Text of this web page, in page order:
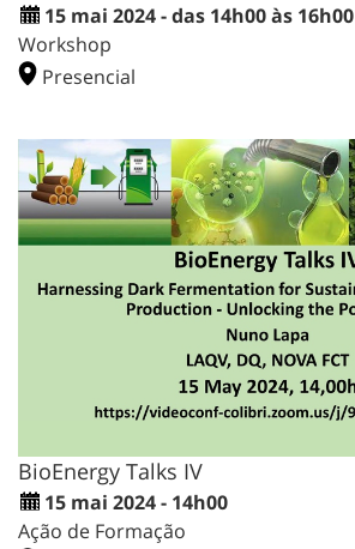
15 mai 2024 - das 14h00 às 16h00
Workshop
Presencial
BioEnergy Talks IV
15 mai 2024 - 14h00
Ação de Formação